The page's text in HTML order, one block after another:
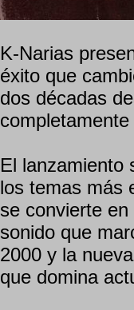
K-Narias
éxito que
dos décadas
El lanzamiento
los temas más
se convierte
sonido que
2000 y la
que domina